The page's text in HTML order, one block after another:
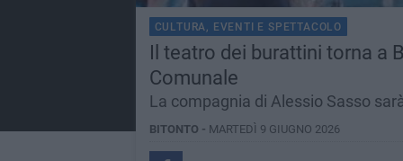
CULTURA, EVENTI E SPETTACOLO
Il teatro dei burattini torna a
Comunale
La compagnia di Alessio Sasso
BITONTO - MARTEDÌ 9 GIUGNO 2026